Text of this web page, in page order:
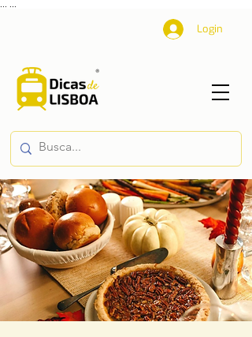
Login